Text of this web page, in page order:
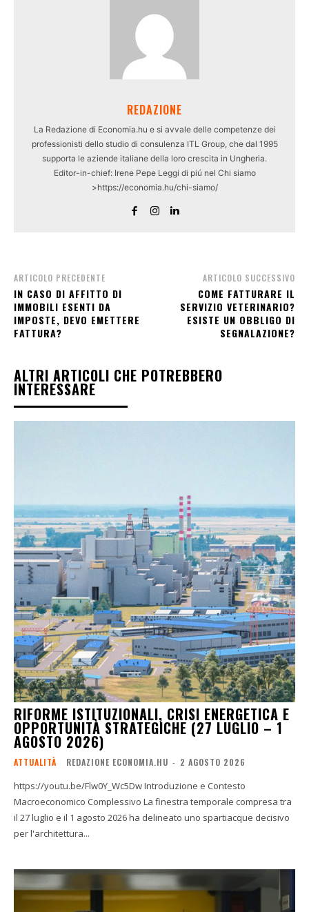
REDAZIONE
La Redazione di Economia.hu e si avvale delle competenze dei
professionisti dello studio di consulenza ITL Group, che dal 1995
supporta le aziende italiane della loro crescita in Ungheria.
Editor-in-chief: Irene Pepe Leggi di piú nel Chi siamo
>https://economia.hu/chi-siamo/
ARTICOLO PRECEDENTE
IN CASO DI AFFITTO DI
IMMOBILI ESENTI DA
IMPOSTE, DEVO EMETTERE
FATTURA?
ARTICOLO SUCCESSIVO
COME FATTURARE IL
SERVIZIO VETERINARIO?
ESISTE UN OBBLIGO DI
SEGNALAZIONE?
ALTRI ARTICOLI CHE POTREBBERO
INTERESSARE
RIFORME ISTITUZIONALI, CRISI ENERGETICA E
OPPORTUNITÀ STRATEGICHE (27 LUGLIO – 1
AGOSTO 2026)
ATTUALITÀ REDAZIONE ECONOMIA.HU - 2 AGOSTO 2026
https://youtu.be/Flw0Y_Wc5Dw Introduzione e Contesto
Macroeconomico Complessivo La finestra temporale compresa tra
il 27 luglio e il 1 agosto 2026 ha delineato uno spartiacque decisivo
per l'architettura...